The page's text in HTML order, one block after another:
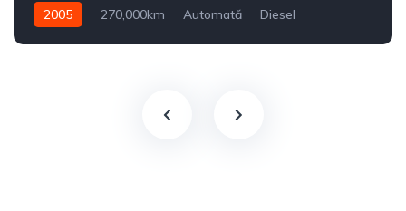
2005 270,000km Automată
Diesel